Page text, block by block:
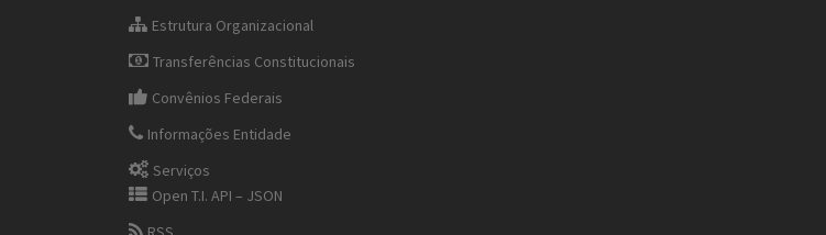
Estrutura Organizacional
Transferências Constitucionais
Convênios Federais
Informações Entidade
Serviços
Open T.I. API – JSON